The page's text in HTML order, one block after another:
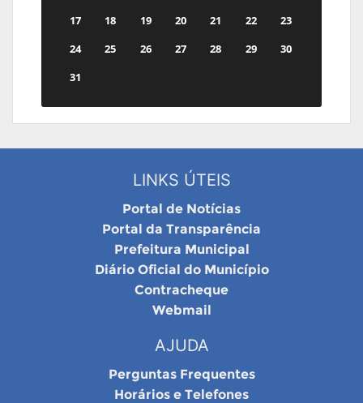
17
18 19 20 21 22
23
24
25 26 27 28 29
30
31
LINKS ÚTEIS
Portal de Notícias
Portal da Transparência
Prefeitura Municipal
Diário Oficial do Município
Contracheque
Webmail
AJUDA
Perguntas Frequentes
Horários e Telefones